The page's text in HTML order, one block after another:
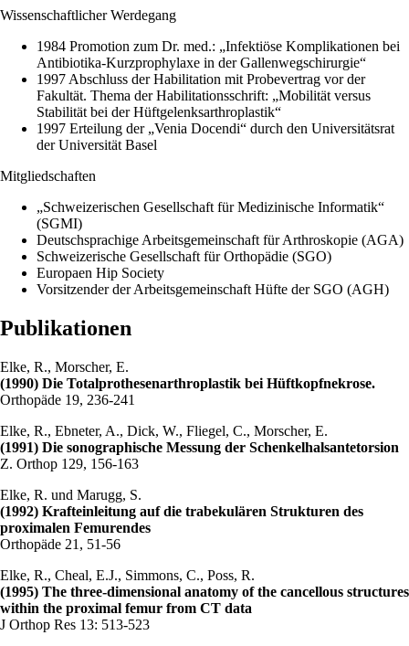
Wissenschaftlicher Werdegang
1984 Promotion zum Dr. med.: „Infektiöse Komplikationen bei
Antibiotika-Kurzprophylaxe in der Gallenwegschirurgie“
1997 Abschluss der Habilitation mit Probevertrag vor der
Fakultät. Thema der Habilitationsschrift: „Mobilität versus
Stabilität bei der Hüftgelenksarthroplastik“
1997 Erteilung der „Venia Docendi“ durch den Universitätsrat
der Universität Basel
Mitgliedschaften
„Schweizerischen Gesellschaft für Medizinische Informatik“
(SGMI)
Deutschsprachige Arbeitsgemeinschaft für Arthroskopie (AGA)
Schweizerische Gesellschaft für Orthopädie (SGO)
Europaen Hip Society
Vorsitzender der Arbeitsgemeinschaft Hüfte der SGO (AGH)
Publikationen
Elke, R., Morscher, E.
(1990) Die Totalprothesenarthroplastik bei Hüftkopfnekrose.
Orthopäde 19, 236-241
Elke, R., Ebneter, A., Dick, W., Fliegel, C., Morscher, E.
(1991) Die sonographische Messung der Schenkelhalsantetorsion
Z. Orthop 129, 156-163
Elke, R. und Marugg, S.
(1992) Krafteinleitung auf die trabekulären Strukturen des
proximalen Femurendes
Orthopäde 21, 51-56
Elke, R., Cheal, E.J., Simmons, C., Poss, R.
(1995) The three-dimensional anatomy of the cancellous structures
within the proximal femur from CT data
J Orthop Res 13: 513-523